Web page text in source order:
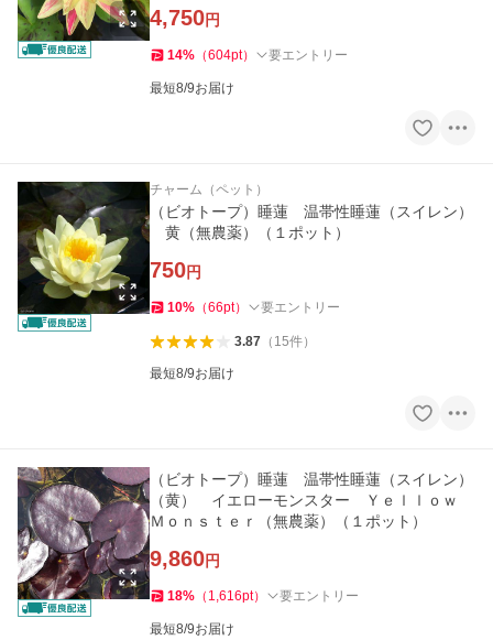
4,750円
14% （604pt） 要エントリー
最短8/9お届け
チャーム（ペット）
（ビオトープ）睡蓮 温帯性睡蓮（スイレン）
黄（無農薬）（１ポット）
750円
10% （66pt） 要エントリー
3.87（ 15件）
最短8/9お届け
（ビオトープ）睡蓮 温帯性睡蓮（スイレン）
（黄） イエローモンスター Ｙｅｌｌｏｗ
Ｍｏｎｓｔｅｒ（無農薬）（１ポット）
9,860円
18% （ 1,616pt） 要エントリー
最短8/9お届け